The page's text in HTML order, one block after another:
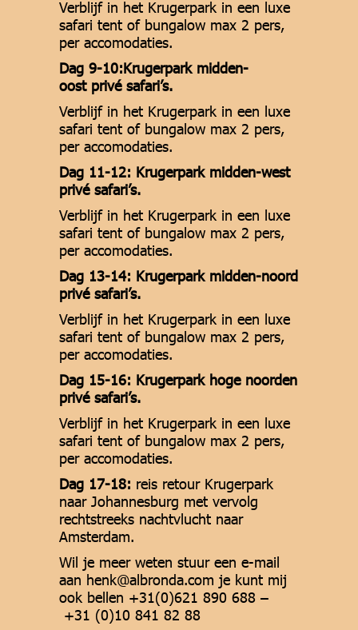
Verblijf in het Krugerpark in een luxe
safari tent of bungalow max 2 pers,
per accomodaties.
Dag 9-10:Krugerpark midden-
oost privé safari’s.
Verblijf in het Krugerpark in een luxe
safari tent of bungalow max 2 pers,
per accomodaties.
Dag 11-12: Krugerpark midden-west
privé safari’s.
Verblijf in het Krugerpark in een luxe
safari tent of bungalow max 2 pers,
per accomodaties.
Dag 13-14: Krugerpark midden-noord
privé safari’s.
Verblijf in het Krugerpark in een luxe
safari tent of bungalow max 2 pers,
per accomodaties.
Dag 15-16: Krugerpark hoge noorden
privé safari’s.
Verblijf in het Krugerpark in een luxe
safari tent of bungalow max 2 pers,
per accomodaties.
Dag 17-18: reis retour Krugerpark
naar Johannesburg met vervolg
rechtstreeks nachtvlucht naar
Amsterdam.
Wil je meer weten stuur een e-mail
aan henk@albronda.com je kunt mij
ook bellen +31(0)621 890 688 –
+31 (0)10 841 82 88